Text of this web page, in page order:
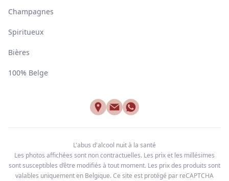
Champagnes
Spiritueux
Bières
100% Belge
L'abus d'alcool nuit à la santé
Les photos affichées sont non contractuelles. Les prix et les millésimes
sont susceptibles d’être modifiés à tout moment. Les prix des produits sont
valables uniquement en Belgique. Ce site est protégé par reCAPTCHA